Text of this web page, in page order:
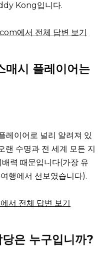
Kong입니다.
에서 전체 답변 보기
매시 플레이어는
레이어로 널리 알려져 있
랜 수명과 전 세계 모든 지
력 때문입니다(가장 유
행에서 선보였습니다).
서 전체 답변 보기
은 누구입니까?